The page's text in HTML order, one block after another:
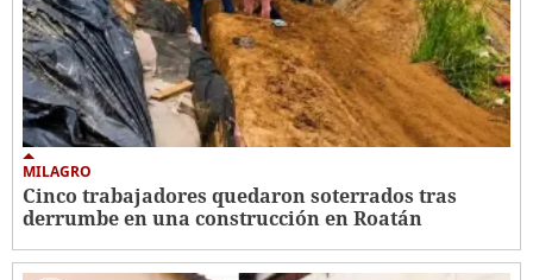
MILAGRO
Cinco trabajadores quedaron soterrados tras
derrumbe en una construcción en Roatán